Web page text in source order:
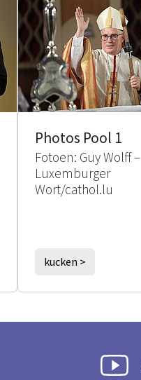
Photos Pool 1
Fotoen: Guy Wolff –
Luxemburger
Wort/cathol.lu
kucken >